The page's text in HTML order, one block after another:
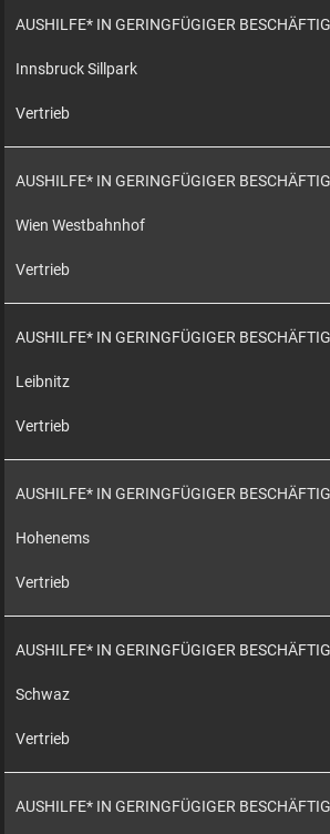
AUSHILFE* IN GERINGFÜGIGER
Innsbruck Sillpark
Vertrieb
AUSHILFE* IN GERINGFÜGIGER
Wien Westbahnhof
Vertrieb
AUSHILFE* IN GERINGFÜGIGER
Leibnitz
Vertrieb
AUSHILFE* IN GERINGFÜGIGER
Hohenems
Vertrieb
AUSHILFE* IN GERINGFÜGIGER
Schwaz
Vertrieb
AUSHILFE* IN GERINGFÜGIGER